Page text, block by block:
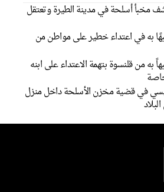
مخبأ أسلحة في مدينة الطيرة وتعتقل
به في اعتداء خطير على مواطن من
به من قلنسوة بتهمة الاعتداء على ابنه
في قضية مخزن الأسلحة داخل منزل